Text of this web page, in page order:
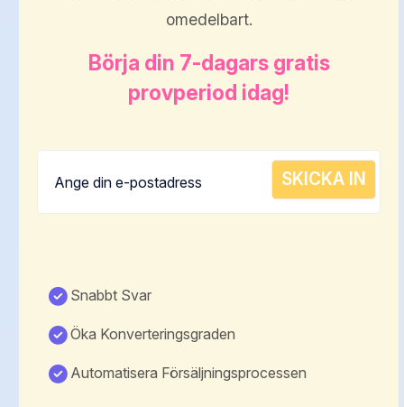
omedelbart.
Börja din 7-dagars gratis
provperiod idag!
Snabbt Svar
Öka Konverteringsgraden
Automatisera Försäljningsprocessen